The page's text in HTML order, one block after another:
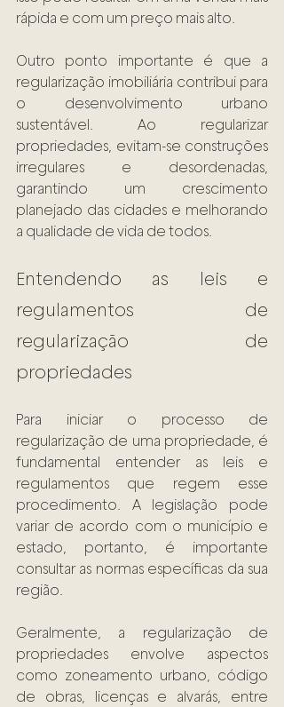
rápida e com um preço mais alto.
Outro ponto importante é que a
regularização imobiliária contribui para
o desenvolvimento urbano
sustentável. Ao regularizar
propriedades, evitam-se construções
irregulares e desordenadas,
garantindo um crescimento
planejado das cidades e melhorando
a qualidade de vida de todos.
Entendendo as leis e
regulamentos de
regularização de
propriedades
Para iniciar o processo de
regularização de uma propriedade, é
fundamental entender as leis e
regulamentos que regem esse
procedimento. A legislação pode
variar de acordo com o município e
estado, portanto, é importante
consultar as normas específicas da sua
região.
Geralmente, a regularização de
propriedades envolve aspectos
como zoneamento urbano, código
de obras, licenças e alvarás, entre